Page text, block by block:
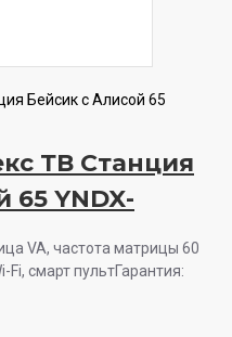
Бейсик с Алисой 65
ТВ Станция
65 YNDX-
VA, частота матрицы 60
Fi, смарт пультГарантия: